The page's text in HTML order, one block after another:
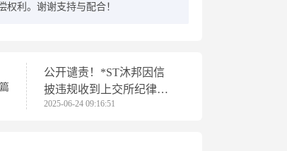
利。谢谢支持与配合！
公开谴责！*ST沐邦因信
披违规收到上交所纪律处
分
2025-06-24 09:16:51